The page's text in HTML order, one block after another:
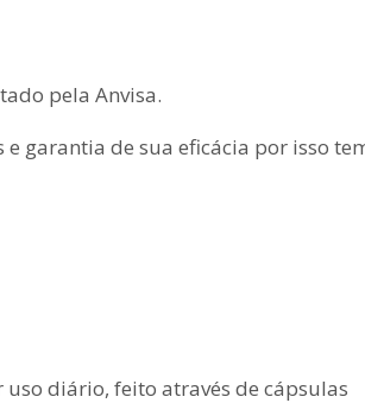
pela Anvisa.
garantia de sua eficácia por isso
uso diário, feito através de cápsulas